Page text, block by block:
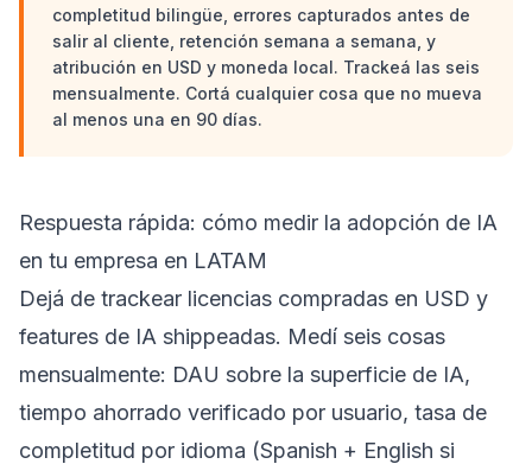
completitud bilingüe, errores capturados antes de
salir al cliente, retención semana a semana, y
atribución en USD y moneda local. Trackeá las seis
mensualmente. Cortá cualquier cosa que no mueva
al menos una en 90 días.
Respuesta rápida: cómo medir la adopción de IA
en tu empresa en LATAM
Dejá de trackear licencias compradas en USD y
features de IA shippeadas. Medí seis cosas
mensualmente: DAU sobre la superficie de IA,
tiempo ahorrado verificado por usuario, tasa de
completitud por idioma (Spanish + English si